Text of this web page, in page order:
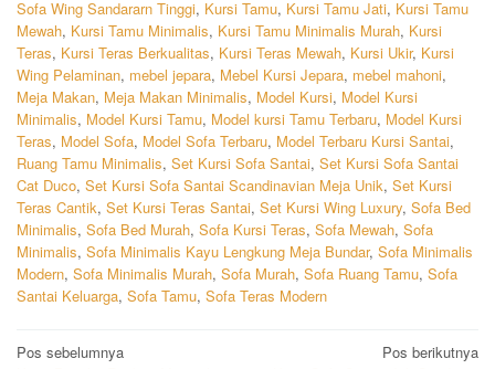
Sofa Wing Sandararn Tinggi, Kursi Tamu, Kursi Tamu Jati, Kursi Tamu
Mewah, Kursi Tamu Minimalis, Kursi Tamu Minimalis Murah, Kursi
Teras, Kursi Teras Berkualitas, Kursi Teras Mewah, Kursi Ukir, Kursi
Wing Pelaminan, mebel jepara, Mebel Kursi Jepara, mebel mahoni,
Meja Makan, Meja Makan Minimalis, Model Kursi, Model Kursi
Minimalis, Model Kursi Tamu, Model kursi Tamu Terbaru, Model Kursi
Teras, Model Sofa, Model Sofa Terbaru, Model Terbaru Kursi Santai,
Ruang Tamu Minimalis, Set Kursi Sofa Santai, Set Kursi Sofa Santai
Cat Duco, Set Kursi Sofa Santai Scandinavian Meja Unik, Set Kursi
Teras Cantik, Set Kursi Teras Santai, Set Kursi Wing Luxury, Sofa Bed
Minimalis, Sofa Bed Murah, Sofa Kursi Teras, Sofa Mewah, Sofa
Minimalis, Sofa Minimalis Kayu Lengkung Meja Bundar, Sofa Minimalis
Modern, Sofa Minimalis Murah, Sofa Murah, Sofa Ruang Tamu, Sofa
Santai Keluarga, Sofa Tamu, Sofa Teras Modern
Navigasi
Pos sebelumnya
Pos berikutnya